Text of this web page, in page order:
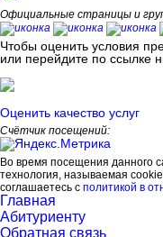
Официальные страницы и
Чтобы оценить условия
или перейдите по ссылке
Оценить качество услуг
Счётчик посещений:
Во время посещения данного
технология, называемая
соглашаетесь с политикой в
Главная
Абитуриенту
Обратная связь